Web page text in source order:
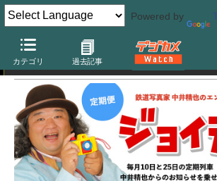
Powered by
カテゴリ 過去記事
中井精也のエンジョイ鉄道ライフ「ジ